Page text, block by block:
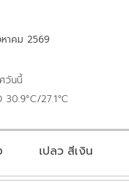
าคม 2569
วันนี้
30.9°C/27.1°C
เปลว สีเงิน